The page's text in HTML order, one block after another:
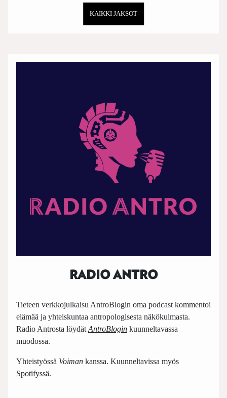
KAIKKI JAKSOT
RADIO ANTRO
Tieteen verkkojulkaisu AntroBlogin oma podcast kommentoi
elämää ja yhteiskuntaa antropologisesta näkökulmasta.
Radio Antrosta löydät AntroBlogin kuunneltavassa
muodossa.
Yhteistyössä Voiman kanssa. Kuunneltavissa myös
Spotifyssä.